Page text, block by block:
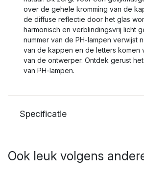
over de gehele kromming van de
de diffuse reflectie door het glas
harmonisch en verblindingsvrij licht
nummer van de PH-lampen verwijst
van de kappen en de letters komen
van de ontwerper. Ontdek gerust
van PH-lampen.
Specificatie
Ook leuk volgens